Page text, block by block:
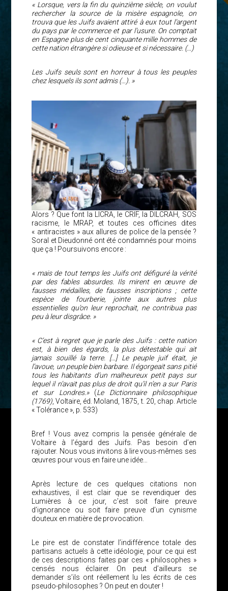
« Lorsque, vers la fin du quinzième siècle, on voulut
rechercher la source de la misère espagnole, on
trouva que les Juifs avaient attiré à eux tout l’argent
du pays par le commerce et par l’usure. On comptait
en Espagne plus de cent cinquante mille hommes de
cette nation étrangère si odieuse et si nécessaire. (…)
Les Juifs seuls sont en horreur à tous les peuples
chez lesquels ils sont admis (…). »
Alors ? Que font la LICRA, le CRIF, la DILCRAH, SOS
racisme, le MRAP, et toutes ces officines dites
« antiracistes » aux allures de police de la pensée ?
Soral et Dieudonné ont été condamnés pour moins
que ça ! Poursuivons encore :
« mais de tout temps les Juifs ont défiguré la vérité
par des fables absurdes. Ils mirent en œuvre de
fausses médailles, de fausses inscriptions ; cette
espèce de fourberie, jointe aux autres plus
essentielles qu’on leur reprochait, ne contribua pas
peu à leur disgrâce. »
« C’est à regret que je parle des Juifs : cette nation
est, à bien des égards, la plus détestable qui ait
jamais souillé la terre. […] Le peuple juif était, je
l’avoue, un peuple bien barbare. Il égorgeait sans pitié
tous les habitants d’un malheureux petit pays sur
lequel il n’avait pas plus de droit qu’il n’en a sur Paris
et sur Londres.»(Le Dictionnaire philosophique
(1769), Voltaire, éd. Moland, 1875, t. 20, chap. Article
« Tolérance », p. 533)
Bref ! Vous avez compris la pensée générale de
Voltaire à l’égard des Juifs. Pas besoin d’en
rajouter. Nous vous invitons à lire vous-mêmes ses
œuvres pour vous en faire une idée…
Après lecture de ces quelques citations non
exhaustives, il est clair que se revendiquer des
Lumières à ce jour, c’est soit faire preuve
d’ignorance ou soit faire preuve d’un cynisme
douteux en matière de provocation.
Le pire est de constater l’indifférence totale des
partisans actuels à cette idéologie, pour ce qui est
de ces descriptions faites par ces « philosophes »
censés nous éclairer. On peut d’ailleurs se
demander s’ils ont réellement lu les écrits de ces
pseudo-philosophes ? On peut en douter !